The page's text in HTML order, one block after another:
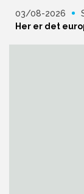
03/08-2026
Her er det